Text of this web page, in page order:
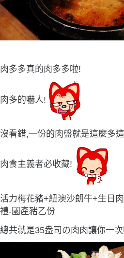
肉多多真的肉多多啦!
肉多的嚇人!
沒看錯,一份的肉盤就是這麼多
肉食主義者必收藏!
活力梅花豬+紐澳沙朗牛+生日
禮-國產豬乙份
總共就是35盎司の肉肉讓你一